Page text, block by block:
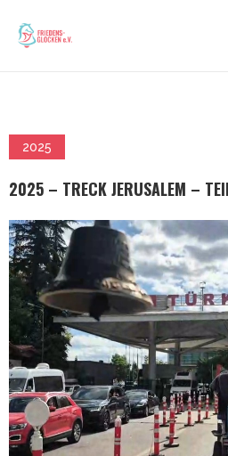
2025
2025 – TRECK JERUSALEM –